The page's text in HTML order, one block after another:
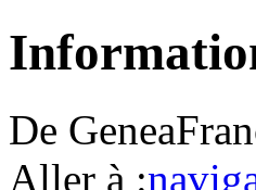
De
Aller à :